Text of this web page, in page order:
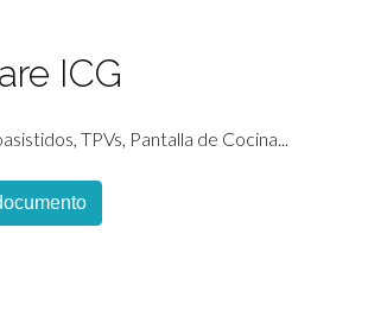
ICG
TPVs, Pantalla de Cocina...